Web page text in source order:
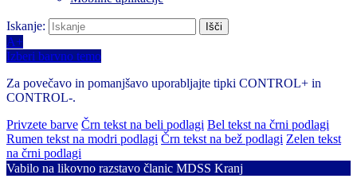
Iskanje:
A+
Izberi barvno temo
Za povečavo in pomanjšavo uporabljajte tipki CONTROL+ in
CONTROL-.
Privzete barve Črn tekst na beli podlagi Bel tekst na črni podlagi
Rumen tekst na modri podlagi Črn tekst na bež podlagi Zelen tekst
na črni podlagi
Vabilo na likovno razstavo članic MDSS Kranj